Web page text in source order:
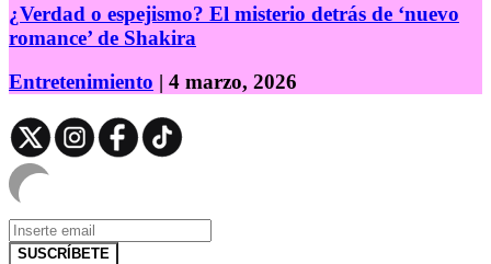
¿Verdad o espejismo? El misterio detrás de ‘nuevo
romance’ de Shakira
Entretenimiento | 4 marzo, 2026
SUSCRÍBETE